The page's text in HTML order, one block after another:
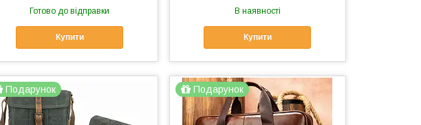
Готово до відправки
Купити
В наявності
Купити
Подарунок Подарунок